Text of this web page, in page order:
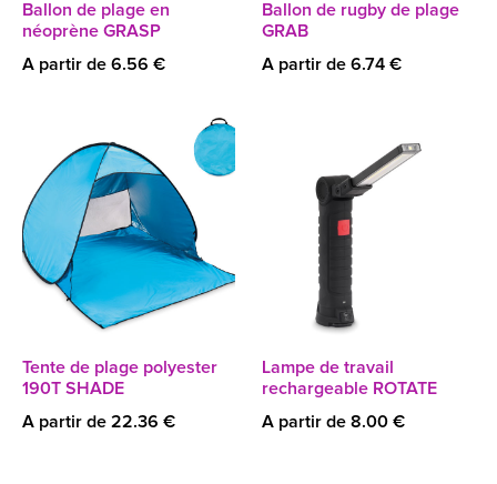
Ballon de plage en
néoprène GRASP
A partir de 6.56 €
Ballon de rugby de plage
GRAB
A partir de 6.74 €
Tente de plage polyester
190T SHADE
A partir de 22.36 €
Lampe de travail
rechargeable ROTATE
A partir de 8.00 €